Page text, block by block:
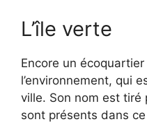
L’île verte
Encore un
l’environnement, qui
ville. Son nom est tiré
sont présents dans